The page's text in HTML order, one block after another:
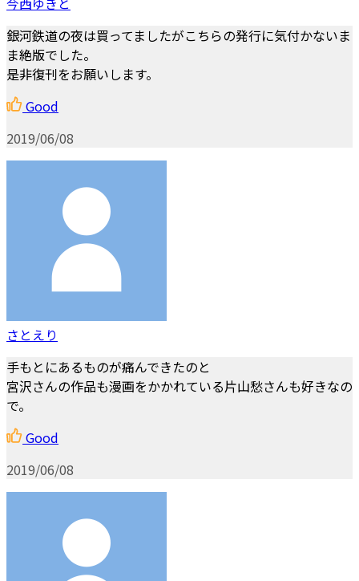
銀河鉄道の夜は買ってましたがこちらの発行に気付かないま
ま絶版でした。
是非復刊をお願いします。
Good
2019/06/08
さとえり
手もとにあるものが痛んできたのと
宮沢さんの作品も漫画をかかれている片山愁さんも好きなの
で。
Good
2019/06/08